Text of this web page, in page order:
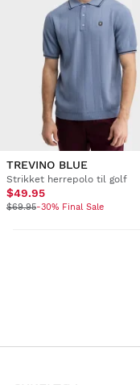
TREVINO BLUE
Strikket herrepolo til golf
$49.95
$69.95-30% Final Sale